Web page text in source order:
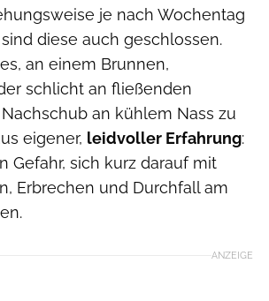
je nach Wochentag
diese auch geschlossen.
an einem Brunnen,
schlicht an fließenden
an kühlem Nass zu
eigener, leidvoller Erfahrung:
Gefahr, sich kurz darauf mit
Erbrechen und Durchfall am
ANZEIGE